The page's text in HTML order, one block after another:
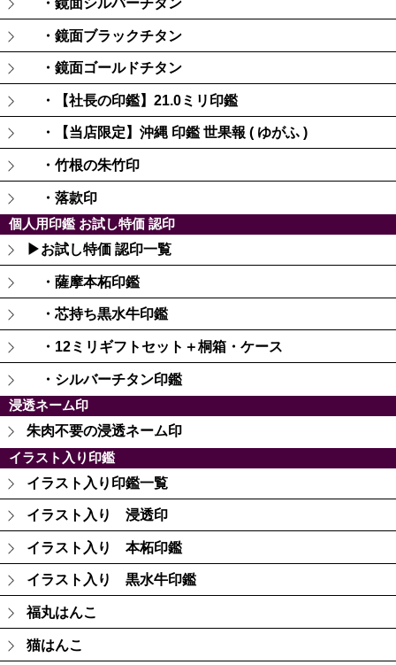
・鏡面シルバーチタン
・鏡面ブラックチタン
・鏡面ゴールドチタン
・【社長の印鑑】21.0ミリ印鑑
・【当店限定】沖縄 印鑑 世果報 ( ゆがふ )
・竹根の朱竹印
・落款印
個人用印鑑 お試し特価 認印
▶お試し特価 認印一覧
・薩摩本柘印鑑
・芯持ち黒水牛印鑑
・12ミリギフトセット＋桐箱・ケース
・シルバーチタン印鑑
浸透ネーム印
朱肉不要の浸透ネーム印
イラスト入り印鑑
イラスト入り印鑑一覧
イラスト入り 浸透印
イラスト入り 本柘印鑑
イラスト入り 黒水牛印鑑
福丸はんこ
猫はんこ